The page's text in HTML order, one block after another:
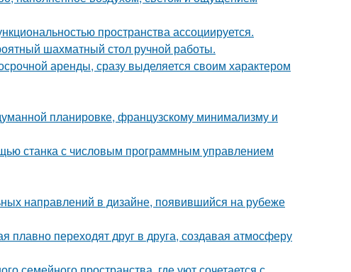
пространства ассоциируется.
шахматный стол ручной работы.
аренды, сразу выделяется своим характером
планировке, французскому минимализму и
станка с числовым программным управлением
направлений в дизайне, появившийся на рубеже
плавно переходят друг в друга, создавая атмосферу